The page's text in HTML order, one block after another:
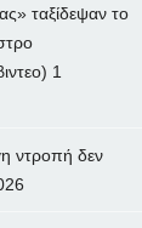
ταξίδεψαν το
1
ντροπή δεν